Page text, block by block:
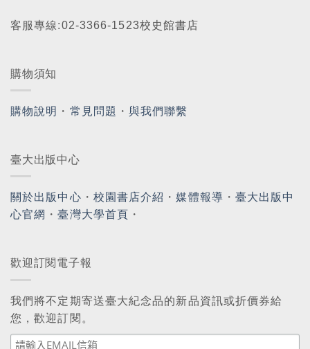
客服專線:02-3366-1523校史館書店
購物須知
購物說明 ・ 常見問題 ・與我們聯繫
臺大出版中心
關於出版中心 ・ 校園書店介紹 ・媒體報導 ・ 臺大出版中
心官網 ・臺灣大學首頁 ・
歡迎訂閱電子報
我們將不定期寄送臺大紀念品的新品資訊或折價券給
您，歡迎訂閱。